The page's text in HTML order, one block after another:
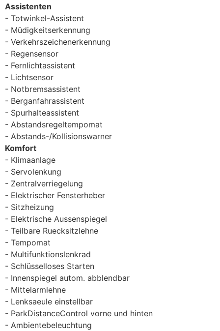
Assistenten
Totwinkel-Assistent
Müdigkeitserkennung
Verkehrszeichenerkennung
Regensensor
Fernlichtassistent
Lichtsensor
Notbremsassistent
Berganfahrassistent
Spurhalteassistent
Abstandsregeltempomat
Abstands-/Kollisionswarner
Komfort
Klimaanlage
Servolenkung
Zentralverriegelung
Elektrischer Fensterheber
Sitzheizung
Elektrische Aussenspiegel
Teilbare Ruecksitzlehne
Tempomat
Multifunktionslenkrad
Schlüsselloses Starten
Innenspiegel autom. abblendbar
Mittelarmlehne
Lenksaeule einstellbar
ParkDistanceControl vorne und hinten
Ambientebeleuchtung